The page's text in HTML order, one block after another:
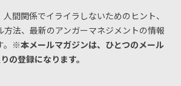
間関係でイライラしないためのヒント、
法、 最新のアンガーマネジメントの情報
※本メールマガジンは、ひとつのメール
の登録になります。